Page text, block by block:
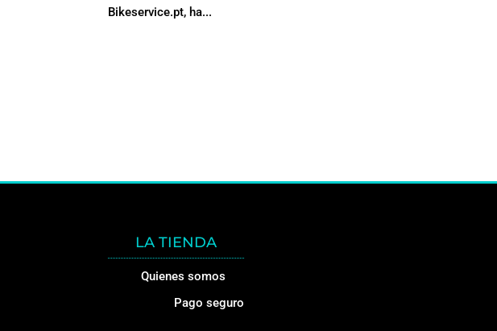
Bikeservice.pt, ha...
LA TIENDA
Quienes somos
Pago seguro